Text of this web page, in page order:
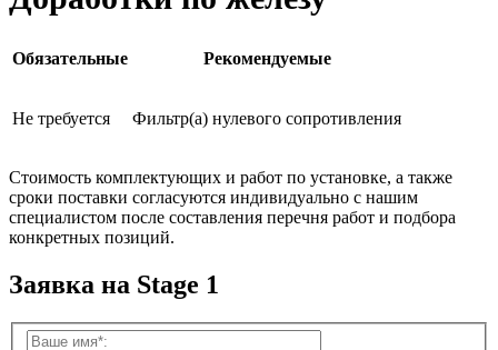
Обязательные Рекомендуемые
Не требуется Фильтр(а) нулевого сопротивления
Стоимость комплектующих и работ по установке, а также
сроки поставки согласуются индивидуально с нашим
специалистом после составления перечня работ и подбора
конкретных позиций.
Заявка на Stage 1